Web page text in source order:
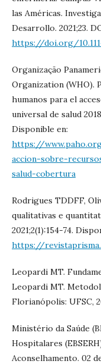
las Américas.
Desarrollo. 2021;23.
https://doi.org/
Organização
Organization (WHO).
humanos para el
universal de salud
Disponible en:
https://
accion-sobre-
salud-cobertura
Rodrigues TDDFF,
qualitativas e
2021;2(1):154-74.
https://
Leopardi MT.
Leopardi MT.
Florianópolis: UFSC,
Ministério da Saúde
Hospitalares
Aconselhamento. 02